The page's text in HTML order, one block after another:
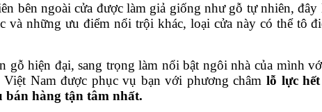
bên ngoài cửa được làm giả giống như gỗ tự nhiên,
những ưu điểm nổi trội khác, loại cửa này có thể tô
gỗ hiện đại, sang trọng làm nổi bật ngôi nhà của mình
Nam được phục vụ bạn với phương châmlỗ lực
bán hàng tận tâm nhất.